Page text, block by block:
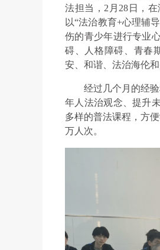
法担当，2月28日，
以“法治教育+心理辅
伤的青少年进行专业
碍、人格障碍、青春
安、和谐、法治海伦和
经过几个月的经
年人法治观念、提升
多样的普法课程，方
万人次。